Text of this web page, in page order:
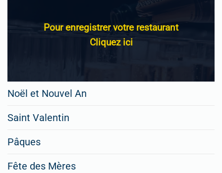
Pour enregistrer votre restaurant
Cliquez ici
Noël et Nouvel An
Saint Valentin
Pâques
Fête des Mères